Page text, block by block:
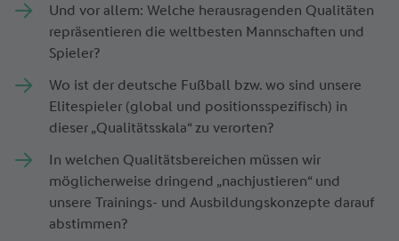
Und vor allem: Welche herausragenden Qualitäten
repräsentieren die weltbesten Mannschaften und
Spieler?
Wo ist der deutsche Fußball bzw. wo sind unsere
Elitespieler (global und positionsspezifisch) in
dieser „Qualitätsskala“ zu verorten?
In welchen Qualitätsbereichen müssen wir
möglicherweise dringend „nachjustieren“ und
unsere Trainings- und Ausbildungskonzepte darauf
abstimmen?